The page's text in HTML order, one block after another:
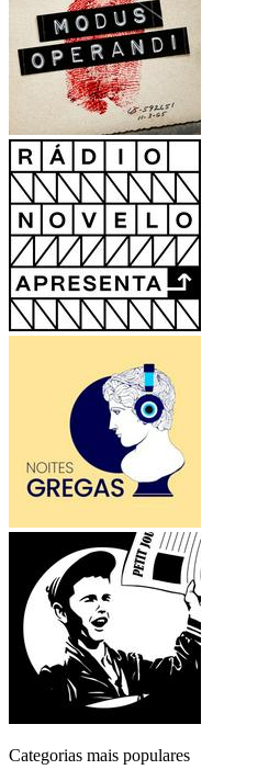
Categorias mais populares